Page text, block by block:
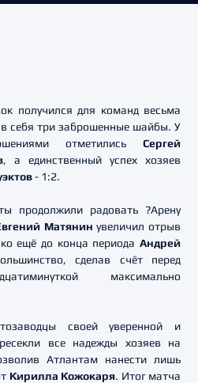
получился для команд весьма
себя три заброшенные шайбы. У
отметились Сергей
, а единственный успех хозяев
- 1:2.
продолжили радовать ?Арену
Матянин увеличил отрыв
ещё до конца периода Андрей
сделав счёт перед
максимально
своей уверенной и
все надежды хозяев на
Атлантам нанести лишь
Кирилла Кожокаря. Итог матча